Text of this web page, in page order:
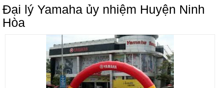
Đại lý Yamaha ủy nhiệm Huyện Ninh
Hòa